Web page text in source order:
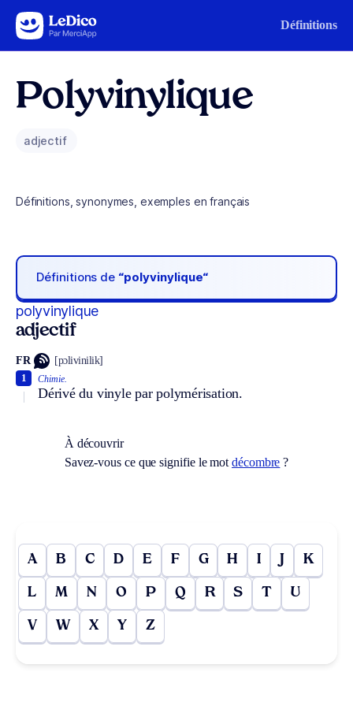
Aller au contenu Définitions
Polyvinylique
adjectif
Définitions, synonymes, exemples en français
Définitions de “polyvinylique“
polyvinylique
adjectif
FR [pɔlivinilik]
Chimie.
Dérivé du vinyle par polymérisation.
1
À découvrir
Savez-vous ce que signifie le motdécombre ?
A B C D E F G H I J K
L M N O P Q R S T U
V W X Y Z